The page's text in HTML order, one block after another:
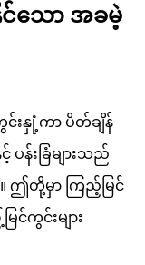
င်သော အခမဲ့
င်းနှုံ့ကာ ပိတ်ချိန်
ပန်းခြံများသည်
ဤတို့မှာ ကြည့်မြင်
င်ကွင်းများ